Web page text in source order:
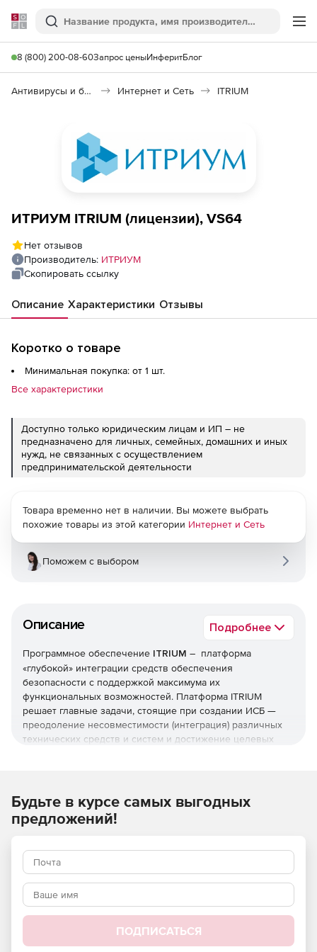
Softline
Поиск
8 (800) 200-08-60Запрос ценыИнферитБлог
Антивирусы и безопасность Интернет и Сеть ITRIUM
ИТРИУМ ITRIUM (лицензии), VS64
Нет отзывов
Производитель: ИТРИУМ
Скопировать ссылку
Описание Характеристики Отзывы
Коротко о товаре
Минимальная покупка: от 1 шт.
Все характеристики
Доступно только юридическим лицам и ИП – не
предназначено для личных, семейных, домашних и иных
нужд, не связанных с осуществлением
предпринимательской деятельности
Описание Подробнее
Программное обеспечение ITRIUM – платформа
«глубокой» интеграции средств обеспечения
безопасности с поддержкой максимума их
функциональных возможностей. Платформа ITRIUM
решает главные задачи, стоящие при создании ИСБ —
преодоление несовместимости (интеграция) различных
технических средств и систем и достижение целевых
Функции ITRIUM:
интеграции систем безопасности и технических
средств различных производителей.
Обеспечение тесной взаимосвязи между
подсистемами охранной сигнализации, пожарной
доступом (СКУД), аналогового и IP-видеонаблюдения,
Товара временно нет в наличии. Вы можете выбрать
похожие товары из этой категории Интернет и Сеть
Поможем с выбором
Будьте в курсе самых выгодных
предложений!
ПОДПИСАТЬСЯ